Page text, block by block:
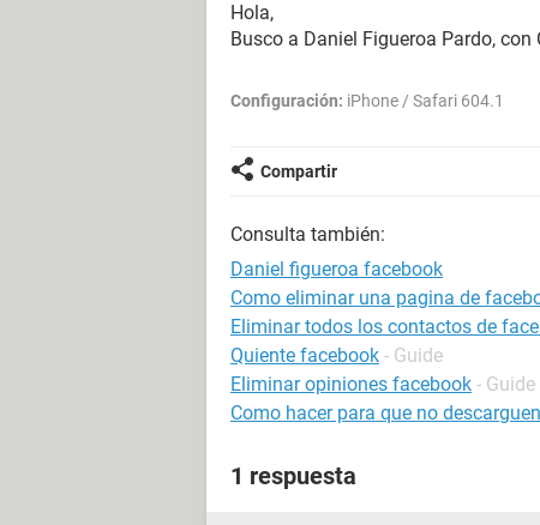
Hola,
Busco a Daniel Figueroa Pardo, con
Configuración: iPhone / Safari 604.1
Compartir
Consulta también:
Daniel figueroa facebook
Como eliminar una pagina de
Eliminar todos los contactos de
Quiente facebook - Guide
Eliminar opiniones facebook - Guide
Como hacer para que no
1 respuesta